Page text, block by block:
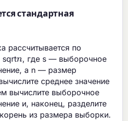
стандартная
рассчитывается по
sqrtn, где s — выборочное
а n — размер
среднее значение
вычислите выборочное
и, наконец, разделите
из размера выборки.